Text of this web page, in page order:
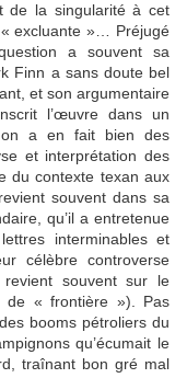
de la singularité à cet
excluante »… Préjugé
a souvent sa
Finn a sans doute bel
et son argumentaire
l’œuvre dans un
on a en fait bien des
et interprétation des
du contexte texan aux
souvent dans sa
qu’il a entretenue
interminables et
célèbre controverse
souvent sur le
de « frontière »). Pas
booms pétroliers du
qu’écumait le
traînant bon gré mal